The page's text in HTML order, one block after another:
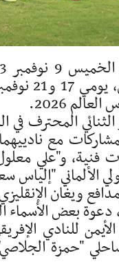
إستعدادا
2026.
المحترف
مع
فنية، و"علي
"إلياس
ويغان
بعض الأسماء
للنادي
"حمزة